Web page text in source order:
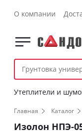
О компании
Утеплители и
Главная Каталог
Изолон НПЭ-